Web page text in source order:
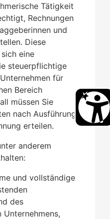
Tätigkeit
Rechnungen
und
Diese
eine
steuerpflichtige
für
Bereich
müssen Sie
nach Ausführung
erteilen.
anderem
und vollständige
des